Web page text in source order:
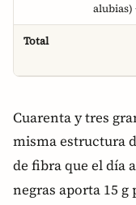
Total
Cuarenta y tres
misma estructura
de fibra que el día
negras aporta 15 g